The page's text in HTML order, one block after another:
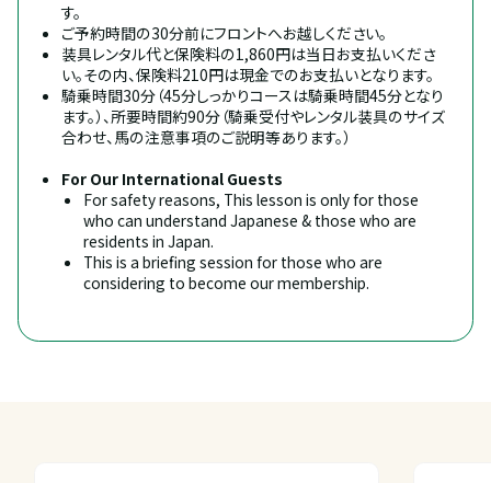
す。
ご予約時間の30分前にフロントへお越しください。
装具レンタル代と保険料の1,860円は当日お支払いくださ
い。その内、保険料210円は現金でのお支払いとなります。
騎乗時間30分（45分しっかりコースは騎乗時間45分となり
ます。）、所要時間約90分（騎乗受付やレンタル装具のサイズ
合わせ、馬の注意事項のご説明等あります。）
For Our International Guests
For safety reasons, This lesson is only for those
who can understand Japanese & those who are
residents in Japan.
This is a briefing session for those who are
considering to become our membership.